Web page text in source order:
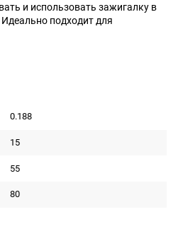
и использовать зажигалку в
подходит для
0.188
15
55
80